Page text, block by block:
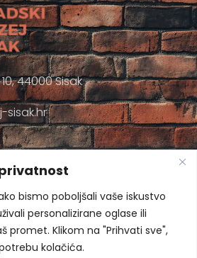
bismo poboljšali vaše iskustvo
personalizirane oglase ili
promet. Klikom na "Prihvati sve",
kolačića.
44000 Sisak
sisak.hr